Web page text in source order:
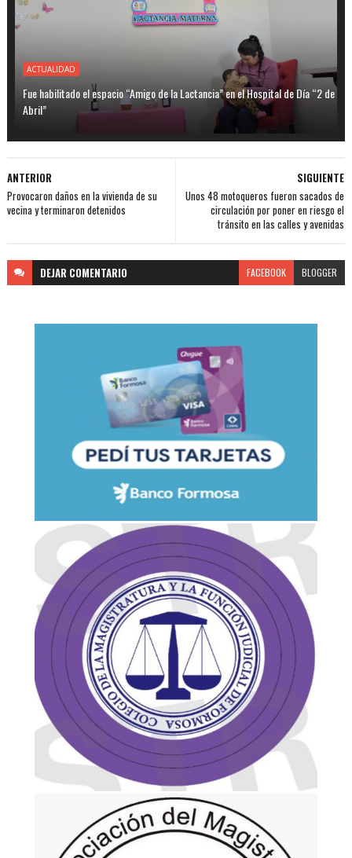
ACTUALIDAD
Fue habilitado el espacio “Amigo de la Lactancia” en el Hospital de Día “2 de
Abril”
SIGUIENTE
Unos 48 motoqueros fueron sacados de
circulación por poner en riesgo el
tránsito en las calles y avenidas
ANTERIOR
Provocaron daños en la vivienda de su
vecina y terminaron detenidos
DEJAR COMENTARIO FACEBOOK BLOGGER